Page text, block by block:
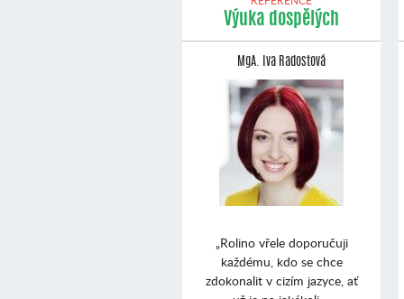
Výuka dospělých
MgA. Iva Radostová
„Rolino vřele doporučuji
každému, kdo se chce
zdokonalit v cizím jazyce, ať